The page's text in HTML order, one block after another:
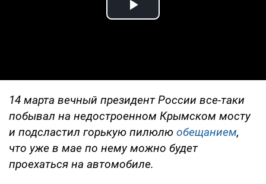
Play Video
14 марта вечный президент России все-таки
побывал на недостроенном Крымском мосту
и подсластил горькую пилюлю обещанием,
что уже в мае по нему можно будет
проехаться на автомобиле.